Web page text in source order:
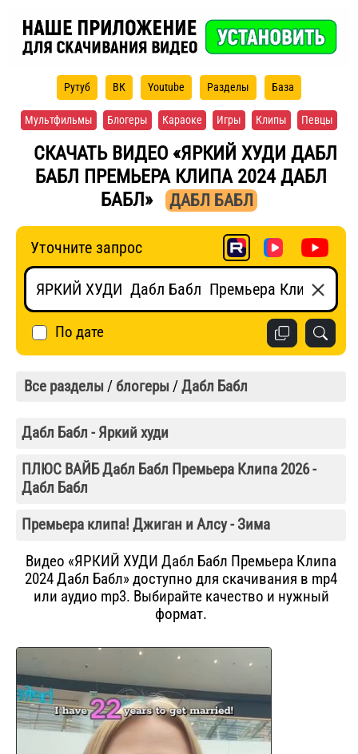
Рутуб ВК Youtube Разделы База
Мультфильмы Блогеры Караоке Игры Клипы Певцы
СКАЧАТЬ ВИДЕО «ЯРКИЙ ХУДИ ДАБЛ
БАБЛ ПРЕМЬЕРА КЛИПА 2024 ДАБЛ
БАБЛ»
ДАБЛ БАБЛ
Уточните запрос
По дате
Все разделы / блогеры /Дабл Бабл
Дабл Бабл - Яркий худи
ПЛЮС ВАЙБ Дабл Бабл Премьера Клипа 2026 -
Дабл Бабл
Премьера клипа! Джиган и Алсу - Зима
Видео «ЯРКИЙ ХУДИ Дабл Бабл Премьера Клипа
2024 Дабл Бабл» доступно для скачивания в mp4
или аудио mp3. Выбирайте качество и нужный
формат.